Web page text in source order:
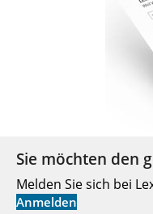
Sie möchten den
Melden Sie sich bei
Anmelden